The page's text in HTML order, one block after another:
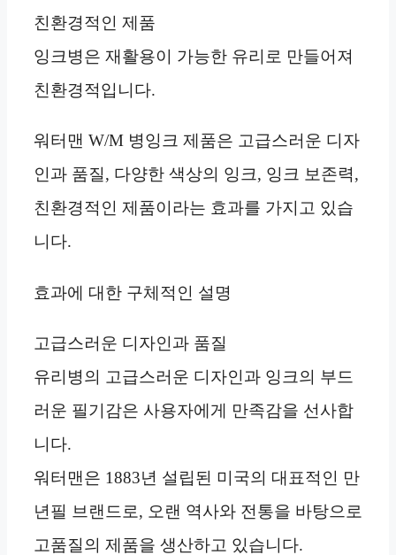
친환경적인 제품
잉크병은 재활용이 가능한 유리로 만들어져
친환경적입니다.
워터맨 W/M 병잉크 제품은 고급스러운 디자
인과 품질, 다양한 색상의 잉크, 잉크 보존력,
친환경적인 제품이라는 효과를 가지고 있습
니다.
효과에 대한 구체적인 설명
고급스러운 디자인과 품질
유리병의 고급스러운 디자인과 잉크의 부드
러운 필기감은 사용자에게 만족감을 선사합
니다.
워터맨은 1883년 설립된 미국의 대표적인 만
년필 브랜드로, 오랜 역사와 전통을 바탕으로
고품질의 제품을 생산하고 있습니다.